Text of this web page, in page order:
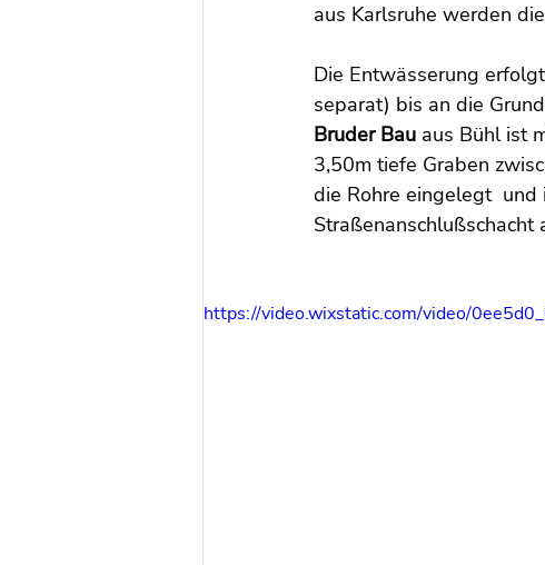
aus Karlsruhe werden
Die Entwässerung
separat) bis an die
Bruder Bau aus Bühl ist
3,50m tiefe Graben
die Rohre eingelegt  und
Straßenanschlußschacht
https://video.wixstatic.com/video/